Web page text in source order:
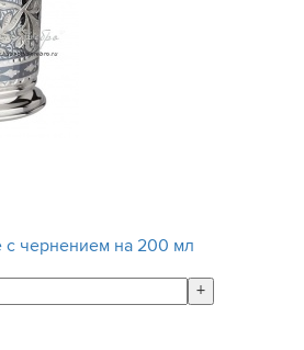
с чернением на 200 мл
+